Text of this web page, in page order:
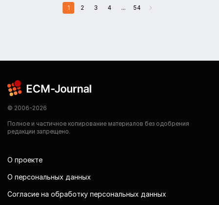
1 2 3 4 ... 54
© 2006-2026
Полное и частичное копирование материалов без одобрения
редакции запрещено.
О проекте
О персональных данных
Согласие на обработку персональных данных